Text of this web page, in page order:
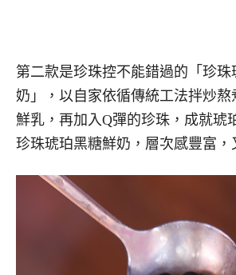
第二款是珍珠控不能錯過的「珍珠
奶」，以自家依循傳統工法拌炒熬
鮮乳，再加入Q彈的珍珠，成就琥
珍珠琥珀黑糖鮮奶，層次感豐富，